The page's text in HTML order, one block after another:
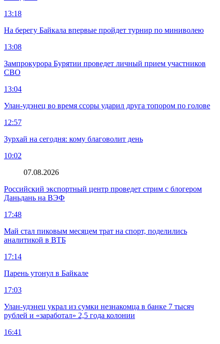
13:18
На берегу Байкала впервые пройдет турнир по миниволею
13:08
Зампрокурора Бурятии проведет личный прием участников
СВО
13:04
Улан-удэнец во время ссоры ударил друга топором по голове
12:57
Зурхай на сегодня: кому благоволит день
10:02
07.08.2026
Российский экспортный центр проведет стрим с блогером
Даньдань на ВЭФ
17:48
Май стал пиковым месяцем трат на спорт, поделились
аналитикой в ВТБ
17:14
Парень утонул в Байкале
17:03
Улан-удэнец украл из сумки незнакомца в банке 7 тысяч
рублей и «заработал» 2,5 года колонии
16:41